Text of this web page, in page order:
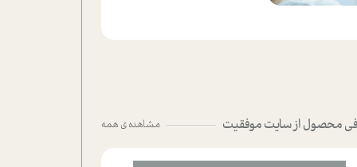
محصول از سایت موفقیت مشاهده ی همه